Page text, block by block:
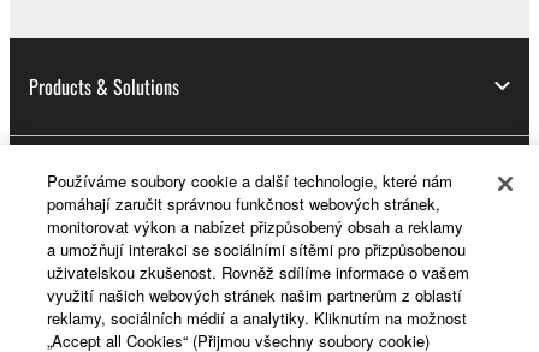
Products & Solutions
News
About Yamaha
Používáme soubory cookie a další technologie, které nám
pomáhají zaručit správnou funkčnost webových stránek,
monitorovat výkon a nabízet přizpůsobený obsah a reklamy
a umožňují interakci se sociálními sítěmi pro přizpůsobenou
uživatelskou zkušenost. Rovněž sdílíme informace o vašem
využití našich webových stránek našim partnerům z oblastí
reklamy, sociálních médií a analytiky. Kliknutím na možnost
„Accept all Cookies“ (Přijmou všechny soubory cookie)